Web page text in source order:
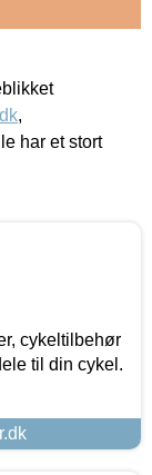
,
har et stort
cykeltilbehør
til din cykel.